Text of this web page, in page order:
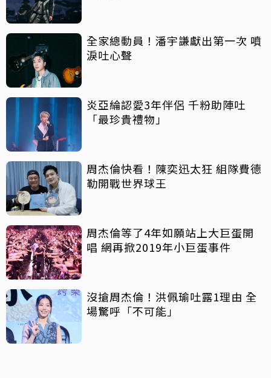
全家總動員！潘宇謙獻出第一次 噴
淚吐心聲
炎亞綸認愛3年伴侶 千粉助陣吐
「最珍貴禮物」
周杰倫快看！陳奕迅太狂 組隊費德
勒開戰世界球王
周杰倫等了4年如願站上大巨蛋開
唱 網再掀2019年小巨蛋事件
沒搶周杰倫！洪佩瑜吐露1理由 全
場驚呼「不可能」